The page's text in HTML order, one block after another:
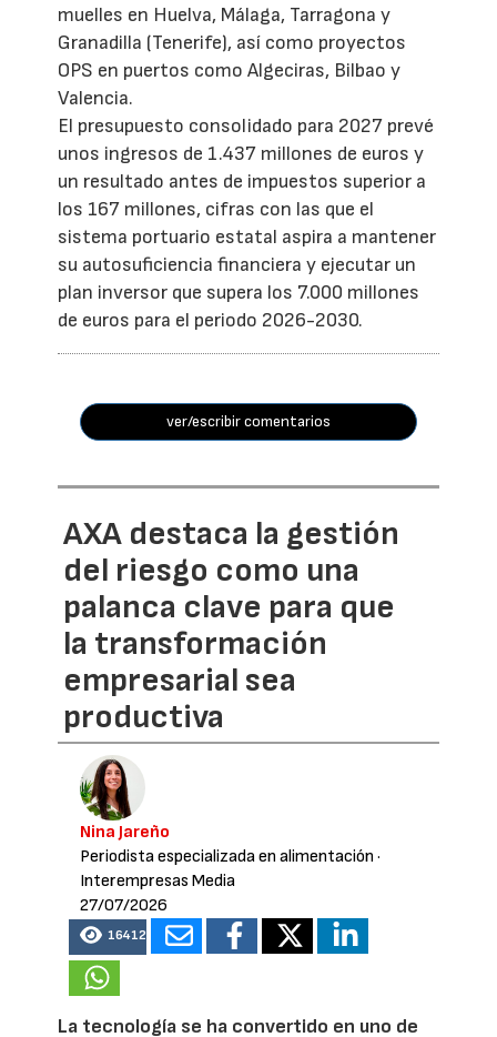
muelles en Huelva, Málaga, Tarragona y
Granadilla (Tenerife), así como proyectos
OPS en puertos como Algeciras, Bilbao y
Valencia.
El presupuesto consolidado para 2027 prevé
unos ingresos de 1.437 millones de euros y
un resultado antes de impuestos superior a
los 167 millones, cifras con las que el
sistema portuario estatal aspira a mantener
su autosuficiencia financiera y ejecutar un
plan inversor que supera los 7.000 millones
de euros para el periodo 2026-2030.
ver/escribir comentarios
AXA destaca la gestión
del riesgo como una
palanca clave para que
la transformación
empresarial sea
productiva
Nina Jareño
Periodista especializada en alimentación ·
Interempresas Media
27/07/2026
16412
La tecnología se ha convertido en uno de